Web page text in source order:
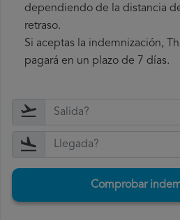
dependiendo de la distancia
retraso.
Si aceptas la indemnización,
pagará en un plazo de 7 días.
Comprobar